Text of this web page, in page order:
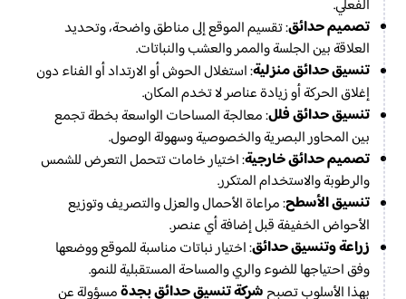
الفعلي.
تصميم حدائق: تقسيم الموقع إلى مناطق واضحة، وتحديد
العلاقة بين الجلسة والممر والعشب والنباتات.
تنسيق حدائق منزلية: استغلال الحوش أو الارتداد أو الفناء دون
إغلاق الحركة أو زيادة عناصر لا تخدم المكان.
تنسيق حدائق فلل: معالجة المساحات الواسعة بخطة تجمع
بين المحاور البصرية والخصوصية وسهولة الوصول.
تصميم حدائق خارجية: اختيار خامات تتحمل التعرض للشمس
والرطوبة والاستخدام المتكرر.
تنسيق الأسطح: مراعاة الأحمال والعزل والتصريف وتوزيع
الأحواض الخفيفة قبل إضافة أي عنصر.
زراعة وتنسيق حدائق: اختيار نباتات مناسبة للموقع ووضعها
وفق احتياجها للضوء والري والمساحة المستقبلية للنمو.
بهذا الأسلوب تصبحشركة تنسيق حدائق بجدةمسؤولة عن